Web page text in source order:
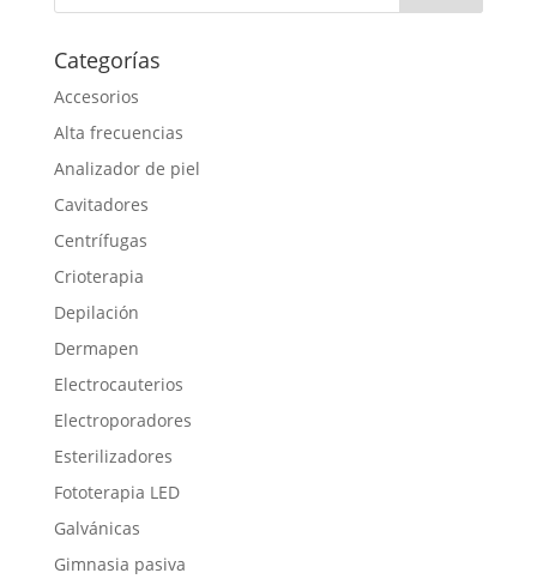
Categorías
Accesorios
Alta frecuencias
Analizador de piel
Cavitadores
Centrífugas
Crioterapia
Depilación
Dermapen
Electrocauterios
Electroporadores
Esterilizadores
Fototerapia LED
Galvánicas
Gimnasia pasiva